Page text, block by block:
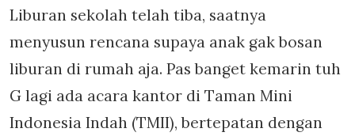
Liburan sekolah telah tiba, saatnya
menyusun rencana supaya anak gak bosan
liburan di rumah aja. Pas banget kemarin tuh
G lagi ada acara kantor di Taman Mini
Indonesia Indah (TMII), bertepatan dengan